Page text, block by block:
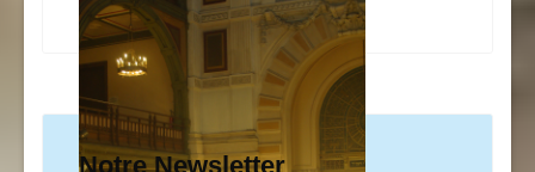
Notre Newsletter